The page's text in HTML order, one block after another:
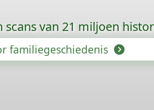
van 21 miljoen
familiegeschiedenis